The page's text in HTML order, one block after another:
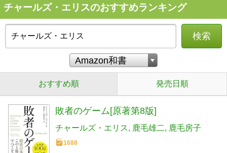
チャールズ・エリスのおすすめランキング
検索
おすすめ順 発売日順
敗者のゲーム[原著第8版]
チャールズ・エリス 鹿毛雄二 鹿毛房子
1688